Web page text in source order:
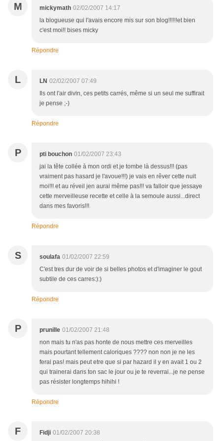
M mickymath 02/02/2007 14:17
la blogueuse qui l'avais encore mis sur son blog!!!!!!et bien
c'est moi!! bises micky
Répondre
L LN 02/02/2007 07:49
Ils ont l'air divin, ces petits carrés, même si un seul me suffirait
je pense ;-)
Répondre
P pti bouchon 01/02/2007 23:43
jai la tête collée à mon ordi et je tombe là dessus!!! (pas
vraiment pas hasard je l'avoue!!!) je vais en rêver cette nuit
moi!!! et au réveil jen aurai même pas!!! va falloir que jessaye
cette merveilleuse recette et celle à la semoule aussi...direct
dans mes favoris!!!
Répondre
S soulafa 01/02/2007 22:59
C'est tres dur de voir de si belles photos et d'imaginer le gout
subtile de ces carres:):)
Répondre
P prunille 01/02/2007 21:48
non mais tu n'as pas honte de nous mettre ces merveilles
mais pourtant tellement caloriques ???? non non je ne les
ferai pas! mais peut etre que si par hazard il y en avait 1 ou 2
qui trainerai dans ton sac le jour ou je te reverrai...je ne pense
pas résister longtemps hihihi !
Répondre
F Fidji 01/02/2007 20:38